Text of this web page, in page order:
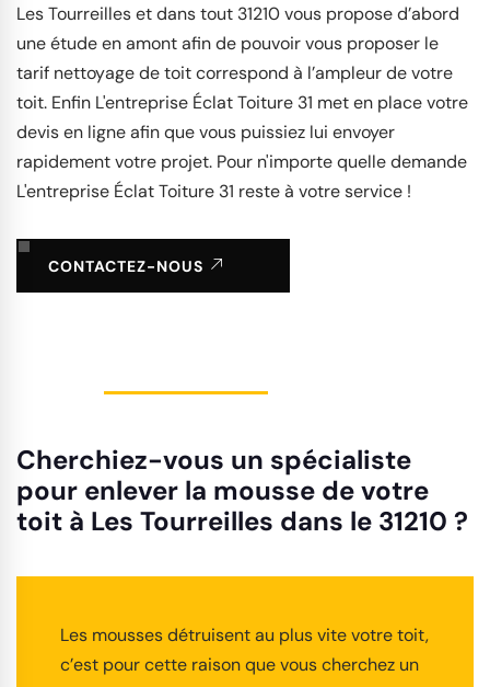
Les Tourreilles et dans tout 31210 vous propose d’abord
une étude en amont afin de pouvoir vous proposer le
tarif nettoyage de toit correspond à l’ampleur de votre
toit. Enfin L'entreprise Éclat Toiture 31 met en place votre
devis en ligne afin que vous puissiez lui envoyer
rapidement votre projet. Pour n'importe quelle demande
L'entreprise Éclat Toiture 31 reste à votre service !
CONTACTEZ-NOUS
Cherchiez-vous un spécialiste
pour enlever la mousse de votre
toit à Les Tourreilles dans le 31210 ?
Les mousses détruisent au plus vite votre toit,
c’est pour cette raison que vous cherchez un